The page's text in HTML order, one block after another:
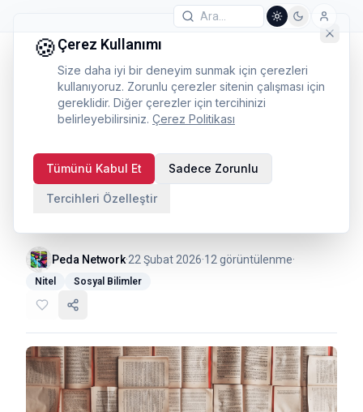
Arşiv Araştırması ve
İçerik Analizi: Mevcut
Peda Network·22 Şubat 2026·12 görüntülenme·
Nitel Sosyal Bilimler
🍪Çerez Kullanımı
Size daha iyi bir deneyim sunmak için çerezleri
kullanıyoruz. Zorunlu çerezler sitenin çalışması için
gereklidir. Diğer çerezler için tercihinizi
belirleyebilirsiniz. Çerez Politikası
Tümünü Kabul Et Sadece Zorunlu
Tercihleri Özelleştir